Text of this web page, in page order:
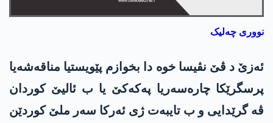
نووری چەلیک
ئەزێ د ڤێ نڤیسا خوە دا بخوازم پێویستیا مناقەشەیا
پرسگرێکا چارەسەریا پەکەکێ یا ب ئالیێ کوردان
ڤە گرێدایی و ب تایبەت ژی ئەرکا سەر ملێ کوردێن